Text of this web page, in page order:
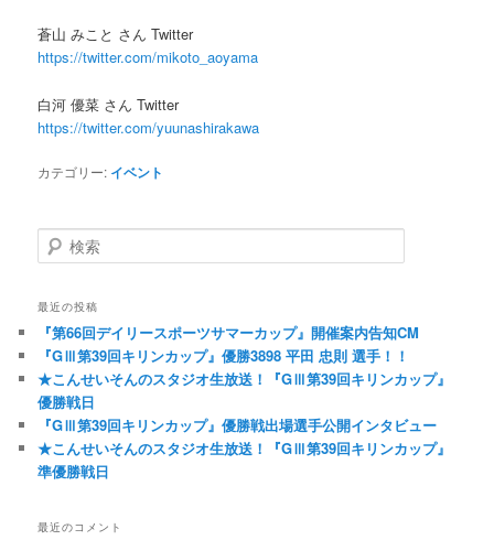
蒼山 みこと さん Twitter
https://twitter.com/mikoto_aoyama
白河 優菜 さん Twitter
https://twitter.com/yuunashirakawa
カテゴリー: イベント
検索
最近の投稿
『第66回デイリースポーツサマーカップ』開催案内告知CM
『GⅢ第39回キリンカップ』優勝3898 平田 忠則 選手！！
★こんせいそんのスタジオ生放送！『GⅢ第39回キリンカップ』
優勝戦日
『GⅢ第39回キリンカップ』優勝戦出場選手公開インタビュー
★こんせいそんのスタジオ生放送！『GⅢ第39回キリンカップ』
準優勝戦日
最近のコメント